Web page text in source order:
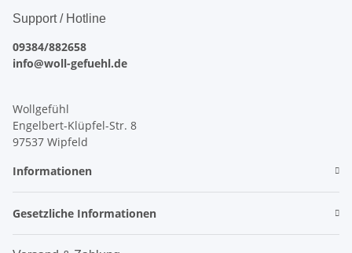
Support / Hotline
09384/882658
info@woll-gefuehl.de
Wollgefühl
Engelbert-Klüpfel-Str. 8
97537 Wipfeld
Informationen
Gesetzliche Informationen